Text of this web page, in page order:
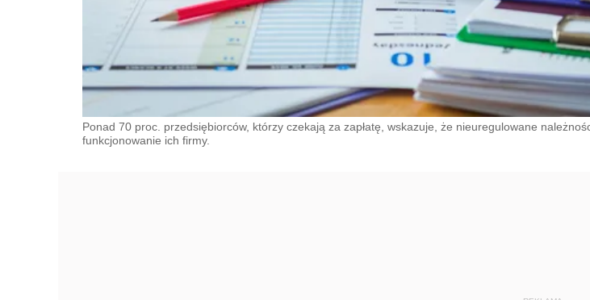
Ponad 70 proc. przedsiębiorców, którzy czekają za zapłatę, wskazuje, że nieuregulowane
funkcjonowanie ich firmy.